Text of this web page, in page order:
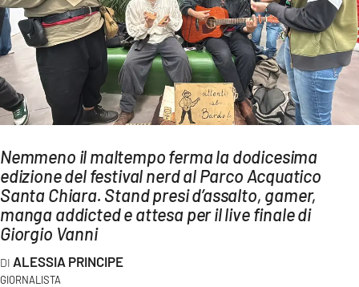
Streaming
LAC TV
LAC NETWORK
LAC ONAIR
Network
LACPLAY.IT
LACTV.IT
LACONAIR.IT
LACITYMAG.IT
Nemmeno il maltempo ferma la dodicesima
edizione del festival nerd al Parco Acquatico
Santa Chiara. Stand presi d’assalto, gamer,
manga addicted e attesa per il live finale di
Giorgio Vanni
ALESSIA PRINCIPE
GIORNALISTA